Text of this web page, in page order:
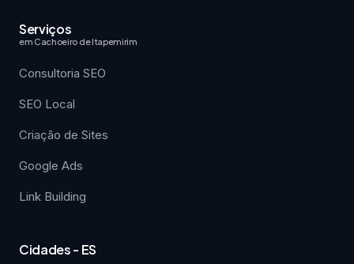
Serviços
em Cachoeiro de Itapemirim
Consultoria SEO
SEO Local
Criação de Sites
Google Ads
Link Building
Cidades - ES